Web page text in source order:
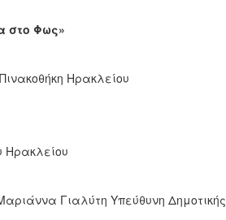
στο Φως»
Ηρακλείου
Ηρακλείου
Γιαλύτη Υπεύθυνη Δημοτικής